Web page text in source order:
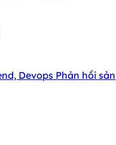
Devops Phản hồi sản